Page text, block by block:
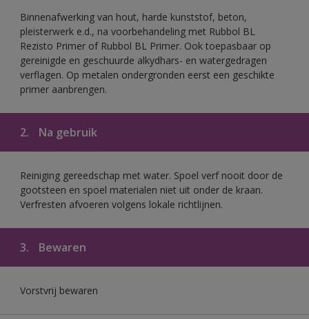
Binnenafwerking van hout, harde kunststof, beton,
pleisterwerk e.d., na voorbehandeling met Rubbol BL
Rezisto Primer of Rubbol BL Primer. Ook toepasbaar op
gereinigde en geschuurde alkydhars- en watergedragen
verflagen. Op metalen ondergronden eerst een geschikte
primer aanbrengen.
2. Na gebruik
Reiniging gereedschap met water. Spoel verf nooit door de
gootsteen en spoel materialen niet uit onder de kraan.
Verfresten afvoeren volgens lokale richtlijnen.
3. Bewaren
Vorstvrij bewaren